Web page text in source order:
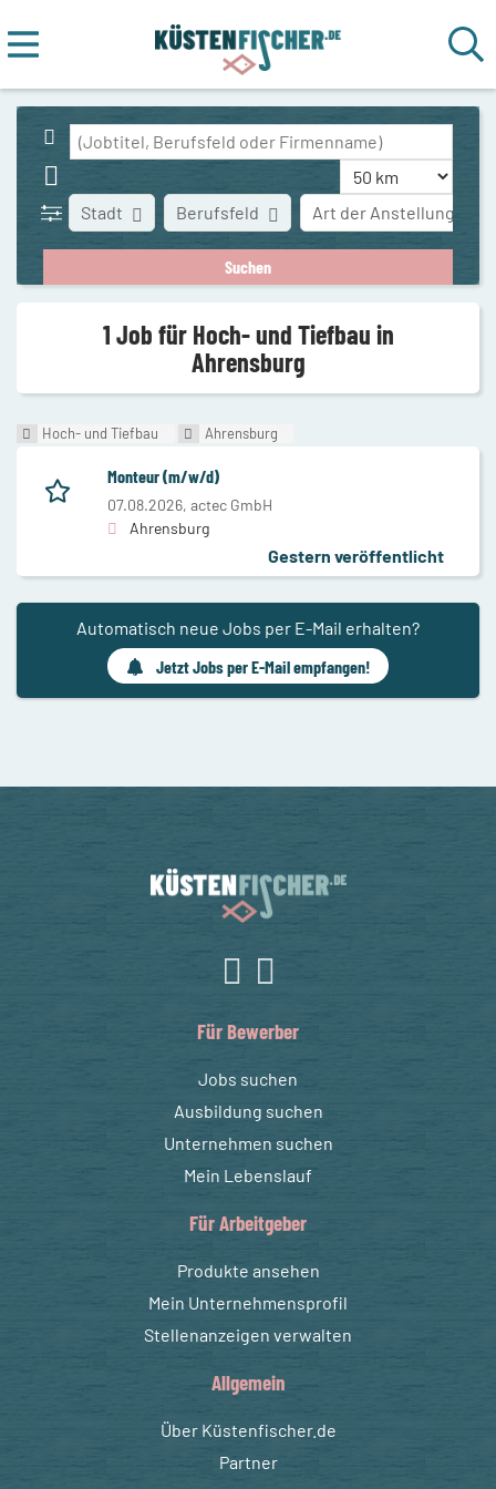
Stadt Art der Anstellung
Berufsfeld
1 Job für Hoch- und Tiefbau in
Ahrensburg
Hoch- und Tiefbau Ahrensburg
Monteur (m/w/d)
07.08.2026, actec GmbH
Ahrensburg
Gestern veröffentlicht
Automatisch neue Jobs per E-Mail erhalten?
Jetzt Jobs per E-Mail empfangen!
Für Bewerber
Jobs suchen
Ausbildung suchen
Unternehmen suchen
Mein Lebenslauf
Für Arbeitgeber
Produkte ansehen
Mein Unternehmensprofil
Stellenanzeigen verwalten
Allgemein
Über Küstenfischer.de
Partner